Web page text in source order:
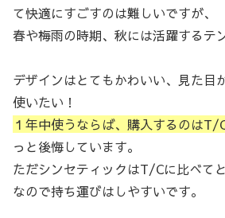
て快適にすごすのは難しいですが、
春や梅雨の時期、秋には活躍するテ
デザインはとてもかわいい、見た目
使いたい！
１年中使うならば、購入するのはT/
っと後悔しています。
ただシンセティックはT/Cに比べて
なので持ち運びはしやすいです。